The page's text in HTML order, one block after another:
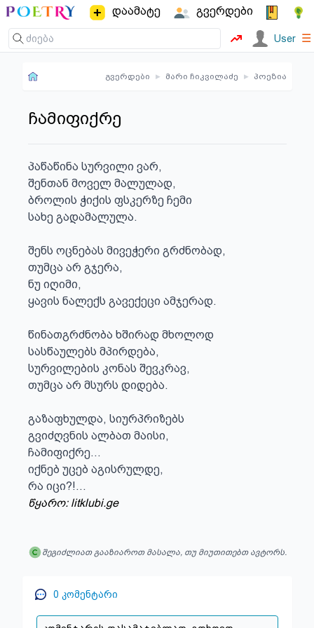
დაამატე გვერდები
User ☰
გვერდები ▸ მარი ჩიკვილაძე ▸ პოეზია
ჩამიფიქრე
პაწაწინა სურვილი ვარ,
შენთან მოველ მალულად,
ბროლის ჭიქის ფსკერზე ჩემი
სახე გადამალულა.
შენს ოცნებას მივეჭერი გრძნობად,
თუმცა არ გჯერა,
ნუ იღიმი,
ყავის ნალექს გავექეცი ამჯერად.
წინათგრძნობა ხშირად მხოლოდ
სასწაულებს მპირდება,
სურვილების კონას შევკრავ,
თუმცა არ მსურს დიდება.
გაზაფხულდა, სიურპრიზებს
გვიძღვნის ალბათ მაისი,
ჩამიფიქრე...
იქნებ უცებ აგისრულდე,
რა იცი?!...
წყარო: litklubi.ge
შეგიძლიათ გააზიაროთ მასალა, თუ მიუთითებთ ავტორს.
0 კომენტარი